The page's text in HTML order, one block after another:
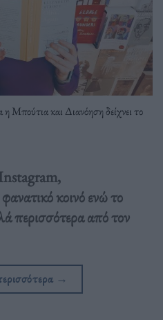
Μπούτια και Διανόηση δείχνει το
κοινό ενώ το
περισσότερα από τον
→